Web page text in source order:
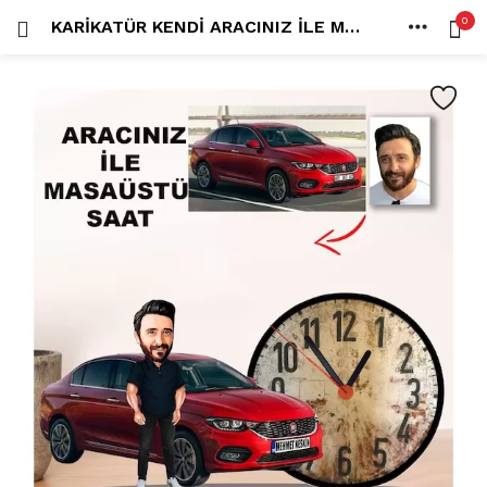
KARIKATÜR KENDI ARACINIZ İLE MASAÜSTÜ SAAT M3 0
PAYLAŞ
Şifremi mi kaybettim?
Tüm kategoriler
ANLORD (6)
BAYİLİK (1)
HİLALİN RENKLİ DÜNYASI (0)
Karikatür Anahtarlık (14)
Karikatür Erkek Anahtarlık (14)
Karikatür Biblo (289)
Karikatür Aile Biblo (2)
Karikatür Erkek Biblo (127)
Karikatür Kadın Biblo (71)
Karikatür Sevgili Biblo (89)